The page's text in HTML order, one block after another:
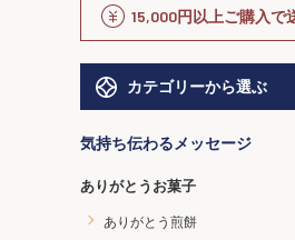
15,000円以上ご購入で
カテゴリーから選ぶ
気持ち伝わるメッセージ
ありがとうお菓子
ありがとう煎餅